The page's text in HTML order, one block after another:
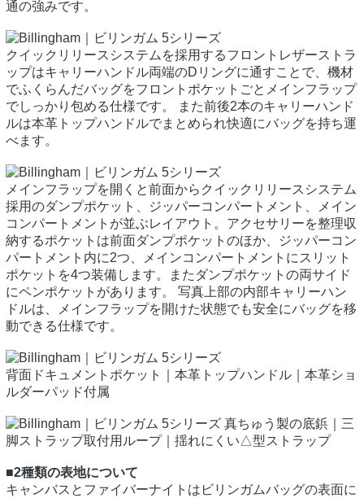
通の強みです。
クイックリリースシステムを採用するフロントレザーストラ
ップはキャリーハンドル両端のDリングに通すことで、機材
でふくらんだバッグをフロントポケットごとメインフラップ
でしっかり包める仕様です。 また前後2本のキャリーハンド
ルは本革トップハンドルでまとめられ快適にバッグを持ち運
べます。
メインフラップを開くと前面からクイックリリースシステム
採用のダンプポケット、ジッパーコンパートメント、メイン
コンパートメントが並ぶレイアウト。アクセサリーを整理収
納するポケットは前面ダンプポケットのほか、ジッパーコン
パートメント内に2つ、メインコンパートメントにスリット
ポケットを4つ装備します。またダンプポケットの両サイド
にペンポケットがあります。 写真上部の内部キャリーハン
ドルは、メインフラップを開けた状態でも安全にバッグを移
動できる仕様です。
背面ドキュメントポケット｜本革トップハンドル｜本革ショ
ルダーパッド付属
真ちゅう製の底鋲｜三
脚ストラップ取付用ループ｜揺れにくい△型ストラップ
■2種類の表地について
キャンバスとファイバーナイトはビリンガムバッグの表面に